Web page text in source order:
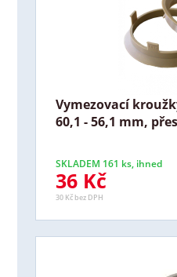
Vymezovací
60,1 - 56,1 mm,
SKLADEM 161 ks, ihned
36 Kč
30 Kč bez DPH